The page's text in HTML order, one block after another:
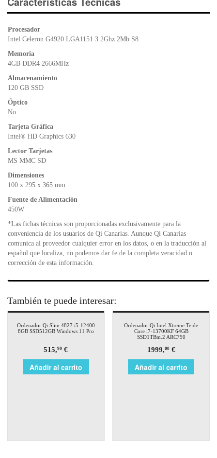
b
o
A
p
e
dl
Procesador
Intel Celeron G4920 LGA1151 3.2Ghz 2Mb S8
Memoria
4GB DDR4 2666MHz
Almacenamiento
120 GB SSD
Óptico
No
Tarjeta Gráfica
Intel® HD Graphics 630
Lector Tarjetas
MS MMC SD
Dimensiones
100 x 295 x 365 mm
Fuente de Alimentación
450W
*Las fichas técnicas son proporcionadas exclusivamente para la
conveniencia de los usuarios de Qi Canarias. Aunque Qi Canarias
comunica al proveedor cualquier error en los datos, o en la traducción al
español que localiza, no podemos dar fe de la completa veracidad o
corrección de esta información.
También te puede interesar:
Ordenador Qi Slim 4827 i5-12400
8GB SSD512GB Windows 11 Pro
515,90 €
Añadir al carrito
Ordenador Qi Intel Xtreme Teide
Core i7-13700KF 64GB
SSD1TBm.2 ARC750
1999,00€
Añadir al carrito